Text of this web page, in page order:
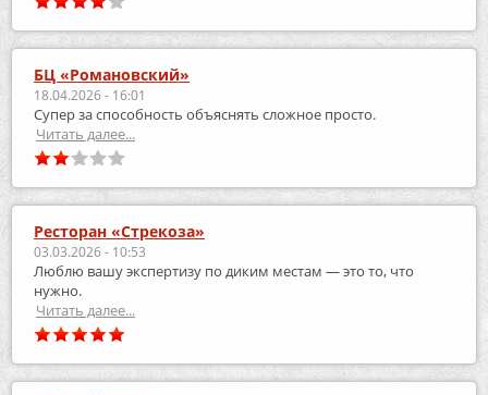
БЦ «Романовский»
18.04.2026 - 16:01
Супер за способность объяснять сложное просто.
Читать далее...
Ресторан «Стрекоза»
03.03.2026 - 10:53
Люблю вашу экспертизу по диким местам — это то, что
нужно.
Читать далее...